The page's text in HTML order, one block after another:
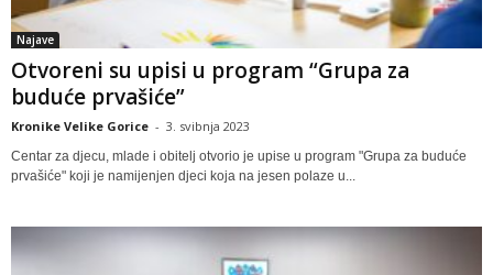
Najave
Otvoreni su upisi u program “Grupa za
buduće prvašiće”
Kronike Velike Gorice - 3. svibnja 2023
Centar za djecu, mlade i obitelj otvorio je upise u program "Grupa za buduće
prvašiće" koji je namijenjen djeci koja na jesen polaze u...